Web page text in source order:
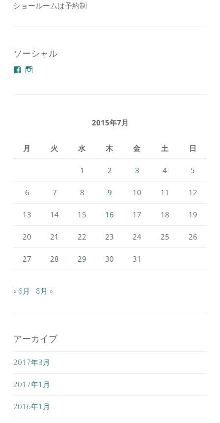
ショールームは予約制
ソーシャル
azuminonoie
を
derakoubou
2015年7月
月 火 水 木 金 土 日
1 2 3 4 5
6 7 8 9 10 11 12
13 14 15 16 17 18 19
20 21 22 23 24 25 26
27 28 29 30 31
« 6月 8月 »
アーカイブ
2017年3月
2017年1月
2016年1月